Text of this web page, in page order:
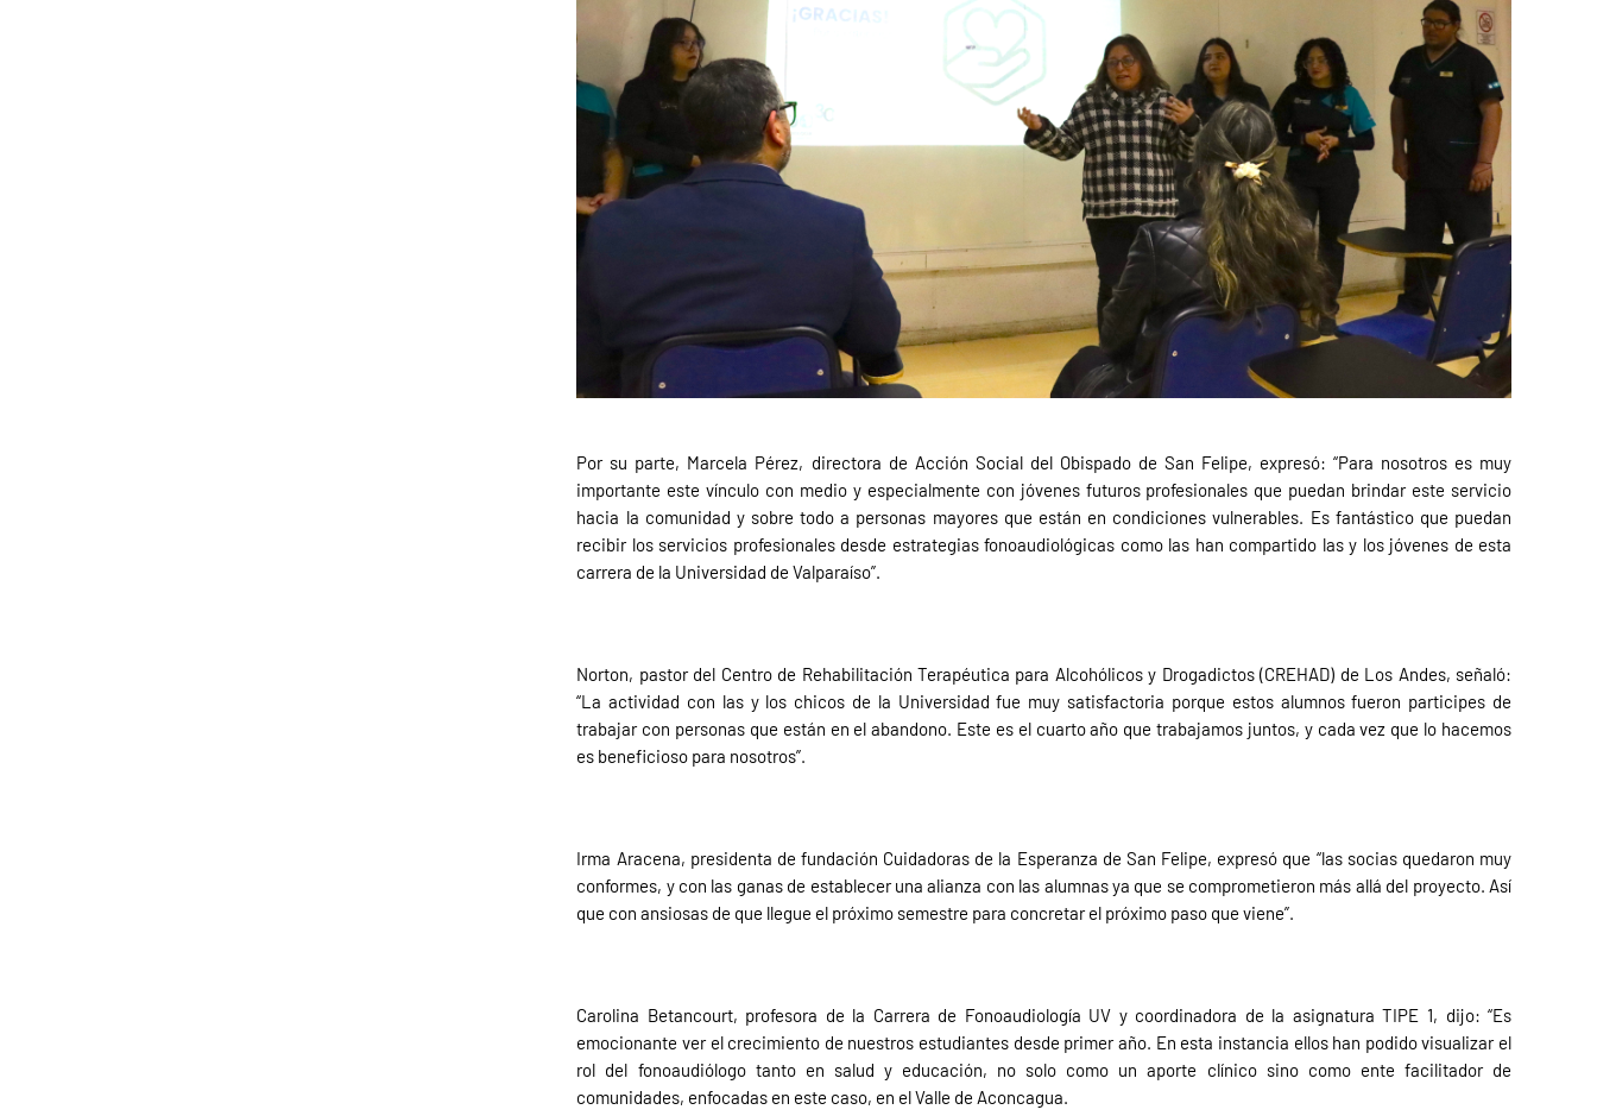
Por su parte, Marcela Pérez, directora de Acción Social del Obispado de San Felipe, expresó: “Para nosotros es muy
importante este vínculo con medio y especialmente con jóvenes futuros profesionales que puedan brindar este servicio
hacia la comunidad y sobre todo a personas mayores que están en condiciones vulnerables. Es fantástico que puedan
recibir los servicios profesionales desde estrategias fonoaudiológicas como las han compartido las y los jóvenes de esta
carrera de la Universidad de Valparaíso”.
Norton, pastor del Centro de Rehabilitación Terapéutica para Alcohólicos y Drogadictos (CREHAD) de Los Andes, señaló:
“La actividad con las y los chicos de la Universidad fue muy satisfactoria porque estos alumnos fueron participes de
trabajar con personas que están en el abandono. Este es el cuarto año que trabajamos juntos, y cada vez que lo hacemos
es beneficioso para nosotros”.
Irma Aracena, presidenta de fundación Cuidadoras de la Esperanza de San Felipe, expresó que “las socias quedaron muy
conformes, y con las ganas de establecer una alianza con las alumnas ya que se comprometieron más allá del proyecto. Así
que con ansiosas de que llegue el próximo semestre para concretar el próximo paso que viene”.
Carolina Betancourt, profesora de la Carrera de Fonoaudiología UV y coordinadora de la asignatura TIPE 1, dijo: “Es
emocionante ver el crecimiento de nuestros estudiantes desde primer año. En esta instancia ellos han podido visualizar el
rol del fonoaudiólogo tanto en salud y educación, no solo como un aporte clínico sino como ente facilitador de
comunidades, enfocadas en este caso, en el Valle de Aconcagua.